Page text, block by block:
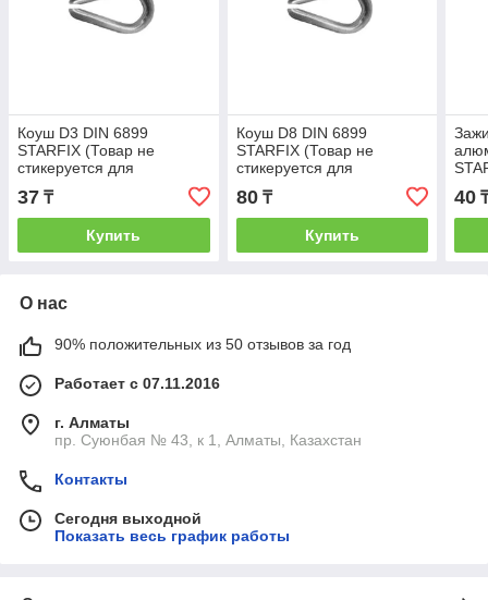
Коуш D3 DIN 6899
STARFIX (Товар не
стикеруется для
розничной торговли)
(STARFIX) (SMP-76792-1)
37 ₸
Купить
Коуш D8 DIN 6899
STARFIX (Товар не
стикеруется для
розничной торговли)
(STARFIX) (SMP-76797-1)
80₸
Купить
40
О нас
90% положительных из 50 отзывов за год
Работает с 07.11.2016
г. Алматы
пр. Суюнбая № 43, к 1, Алматы, Казахстан
Контакты
Сегодня выходной
Показать весь график работы